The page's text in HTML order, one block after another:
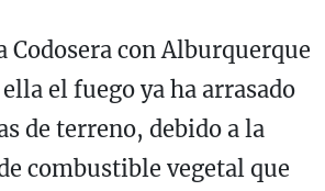
Codosera con Alburquerque
el fuego ya ha arrasado
de terreno, debido a la
combustible vegetal que